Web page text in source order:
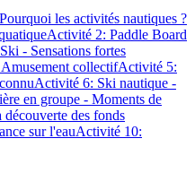
Pourquoi les activités nautiques ?
Activité 2: Paddle Board
- Sensations fortes
collectifActivité 5:
Activité 6: Ski nautique -
en groupe - Moments de
des fonds
sur l'eauActivité 10: